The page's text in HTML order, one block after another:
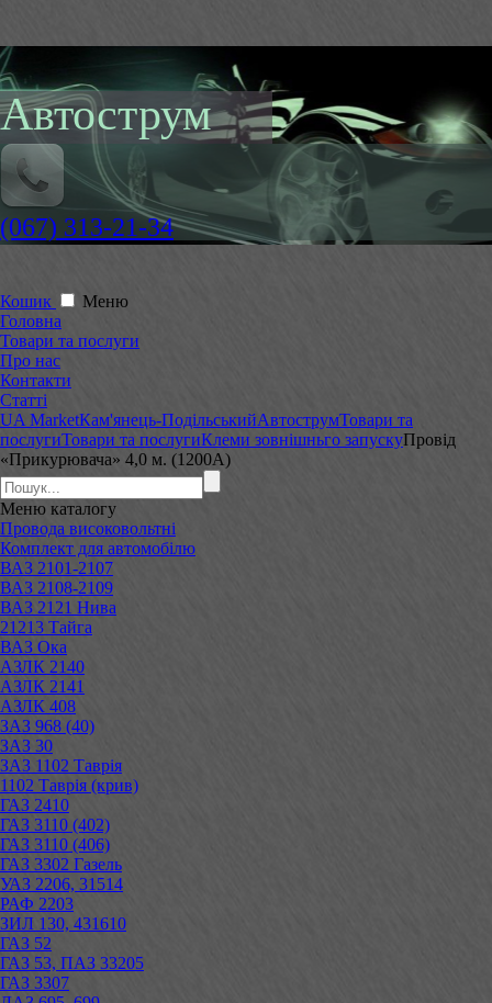
Автострум
(067) 313-21-34
Кошик
Меню
Головна
Товари та послуги
Про нас
Контакти
Статті
UA MarketКам'янець-ПодільськийАвтострумТовари та
послугиТовари та послугиКлеми зовнішньго запускуПровід
«Прикурювача» 4,0 м. (1200А)
Меню каталогу
Провода високовольтні
Комплект для автомобілю
ВАЗ 2101-2107
ВАЗ 2108-2109
ВАЗ 2121 Нива
21213 Тайга
ВАЗ Ока
АЗЛК 2140
АЗЛК 2141
АЗЛК 408
ЗАЗ 968 (40)
ЗАЗ 30
ЗАЗ 1102 Таврія
1102 Таврія (крив)
ГАЗ 2410
ГАЗ 3110 (402)
ГАЗ 3110 (406)
ГАЗ 3302 Газель
УАЗ 2206, 31514
РАФ 2203
ЗИЛ 130, 431610
ГАЗ 52
ГАЗ 53, ПАЗ 33205
ГАЗ 3307